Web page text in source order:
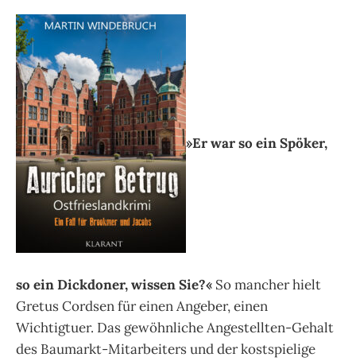
»Er war so ein Spöker,
so ein Dickdoner, wissen Sie?« So mancher hielt
Gretus Cordsen für einen Angeber, einen
Wichtigtuer. Das gewöhnliche Angestellten-Gehalt
des Baumarkt-Mitarbeiters und der kostspielige